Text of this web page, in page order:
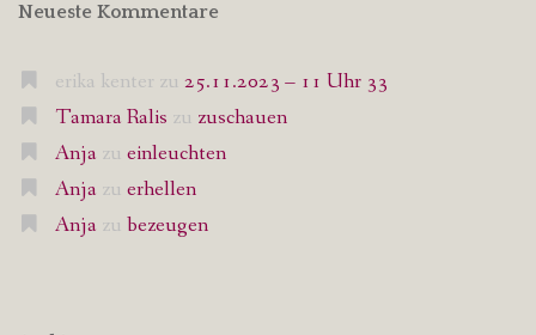
Neueste Kommentare
erika kenter zu 25.11.2023 – 11 Uhr 33
Tamara Ralis zu zuschauen
Anja zu einleuchten
Anja zu erhellen
Anja zu bezeugen